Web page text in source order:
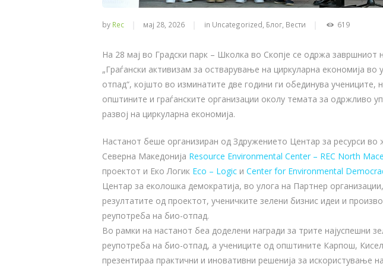
by Rec мај 28, 2026 in Uncategorized, Блог, Вести 619
На 28 мај во Градски парк – Школка во Скопје се одржа завршниот
„Граѓански активизам за остварување на циркуларна економија во
отпад“, којшто во изминатите две години ги обединува учениците,
општините и граѓанските организации околу темата за одржливо
развој на циркуларна економија.
Настанот беше организиран од Здружението Центар за ресурси
Северна Македонија Resource Environmental Center – REC North
проектот и Еко Логик Eco – Logic и Center for Environmental
Центар за еколошка демократија, во улога на Партнер
резултатите од проектот, ученичките зелени бизнис идеи и
реупотреба на био-отпад.
Во рамки на настанот беа доделени награди за трите најуспешни
реупотреба на био-отпад, а учениците од општините Карпош,
презентираа практични и иновативни решенија за искористување